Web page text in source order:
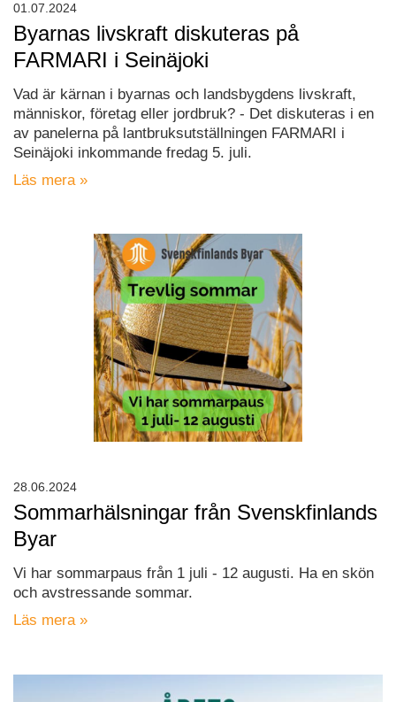
Byarnas livskraft diskuteras på
FARMARI i Seinäjoki
Vad är kärnan i byarnas och landsbygdens livskraft,
människor, företag eller jordbruk? - Det diskuteras i en
av panelerna på lantbruksutställningen FARMARI i
Seinäjoki inkommande fredag 5. juli.
Läs mera »
01.07.2024
Sommarhälsningar från Svenskfinlands
Byar
Vi har sommarpaus från 1 juli - 12 augusti. Ha en skön
och avstressande sommar.
Läs mera »
28.06.2024